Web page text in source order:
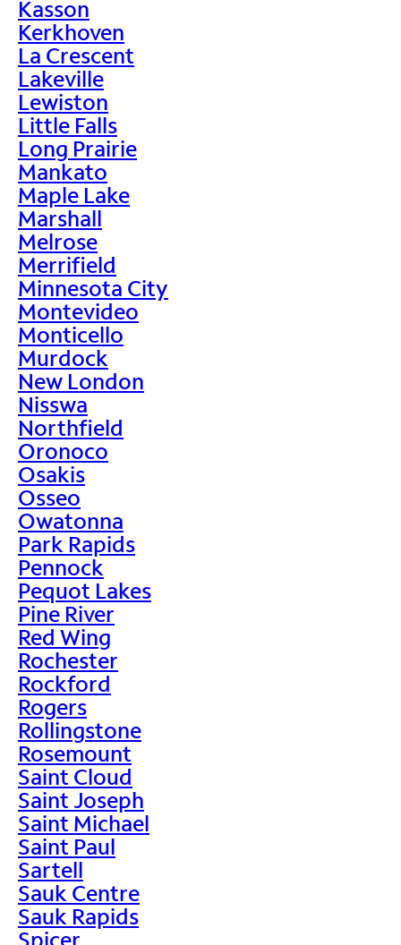
Kasson
Kerkhoven
La Crescent
Lakeville
Lewiston
Little Falls
Long Prairie
Mankato
Maple Lake
Marshall
Melrose
Merrifield
Minnesota City
Montevideo
Monticello
Murdock
New London
Nisswa
Northfield
Oronoco
Osakis
Osseo
Owatonna
Park Rapids
Pennock
Pequot Lakes
Pine River
Red Wing
Rochester
Rockford
Rogers
Rollingstone
Rosemount
Saint Cloud
Saint Joseph
Saint Michael
Saint Paul
Sartell
Sauk Centre
Sauk Rapids
Spicer